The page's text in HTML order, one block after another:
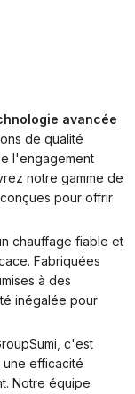
avancée
de qualité
l'engagement
notre gamme de
pour offrir
chauffage fiable et
Fabriquées
à des
inégalée pour
c'est
efficacité
Notre équipe